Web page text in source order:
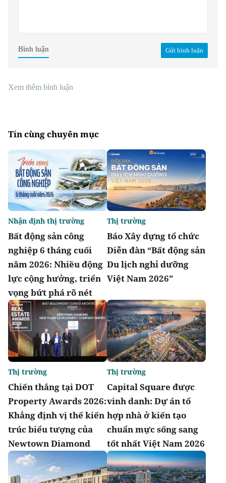
Gửi bình luận
Bình luận
Xem thêm bình luận
Tin cùng chuyên mục
Bất động sản công
nghiệp 6 tháng cuối
năm 2026: Nhiều động
lực cộng hưởng, triển
vọng bứt phá rõ nét
Nhận định thị trường
Báo Xây dựng tổ chức
Diễn đàn “Bất động sản
Du lịch nghỉ dưỡng
Việt Nam 2026”
Thị trường
Chiến thắng tại DOT
Property Awards 2026:
Khẳng định vị thế kiến
trúc biểu tượng của
Newtown Diamond
Thị trường
Capital Square được
vinh danh: Dự án tổ
hợp nhà ở kiến tạo
chuẩn mực sống sang
tốt nhất Việt Nam 2026
Thị trường